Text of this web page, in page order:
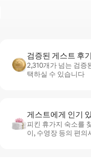
검증된 게스트 후기
2,310개가 넘는 검증
택하실 수 있습니다
게스트에게 인기
피킨 휴가지 숙소를
이, 수영장 등의 편의